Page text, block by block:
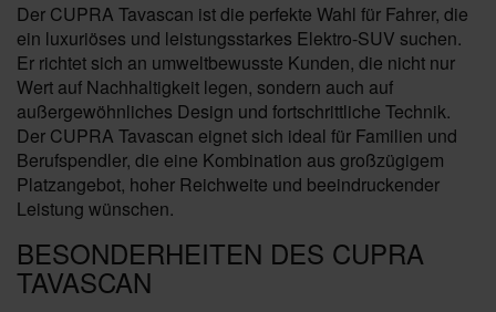
Der CUPRA Tavascan ist die perfekte Wahl für Fahrer, die
ein luxuriöses und leistungsstarkes Elektro-SUV suchen.
Er richtet sich an umweltbewusste Kunden, die nicht nur
Wert auf Nachhaltigkeit legen, sondern auch auf
außergewöhnliches Design und fortschrittliche Technik.
Der CUPRA Tavascan eignet sich ideal für Familien und
Berufspendler, die eine Kombination aus großzügigem
Platzangebot, hoher Reichweite und beeindruckender
Leistung wünschen.
BESONDERHEITEN DES CUPRA
TAVASCAN